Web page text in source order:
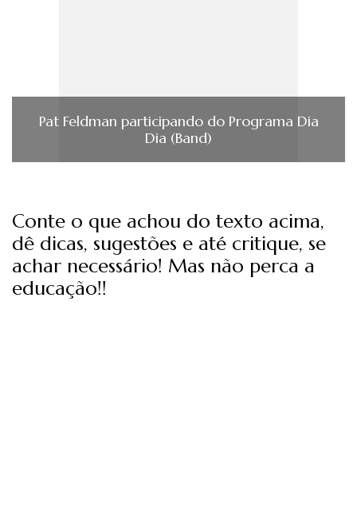
Pat Feldman participando do Programa Dia
Dia (Band)
Conte o que achou do texto acima,
dê dicas, sugestões e até critique, se
achar necessário! Mas não perca a
educação!!